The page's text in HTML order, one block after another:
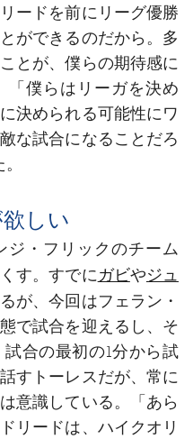
ードを前にリーグ優勝
ができるのだから。多
とが、僕らの期待感に
「僕らはリーガを決め
決められる可能性にワ
な試合になることだろ
しい
ジ・フリックのチーム
す。すでにガビやジュ
が、今回はフェラン・
で試合を迎えるし、そ
合の最初の1分から試
すトーレスだが、常に
意識している。「あら
リードは、ハイクオリ